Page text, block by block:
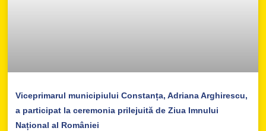
Viceprimarul municipiului Constanța, Adriana Arghirescu,
a participat la ceremonia prilejuită de Ziua Imnului
Național al României